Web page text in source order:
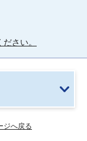
さい。
ジへ戻る